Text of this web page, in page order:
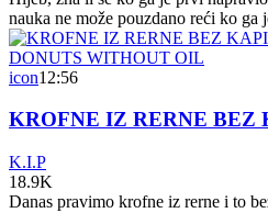
nauka ne može pouzdano reći ko
icon12:56
KROFNE IZ RERNE BEZ
K.I.P
18.9K
Danas pravimo krofne iz rerne i to